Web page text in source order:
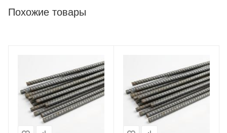
Похожие товары